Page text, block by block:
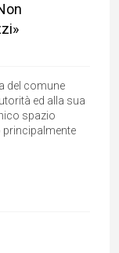
del comune
ed alla sua
spazio
principalmente